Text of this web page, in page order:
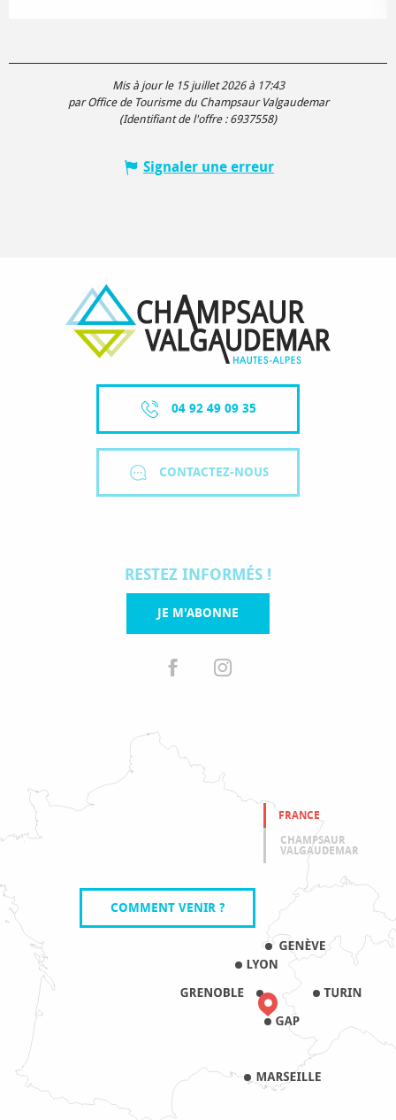
Mis à jour le 15 juillet 2026 à 17:43
par Office de Tourisme du Champsaur Valgaudemar
(Identifiant de l'offre : 6937558)
Signaler une erreur
04 92 49 09 35
CONTACTEZ-NOUS
RESTEZ INFORMÉS !
JE M'ABONNE
FRANCE
CHAMPSAUR
VALGAUDEMAR
COMMENT VENIR ?